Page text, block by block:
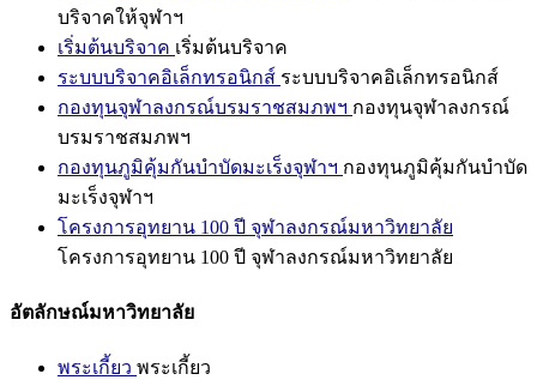
บริจาคให้จุฬาฯ
เริ่มต้นบริจาค เริ่มต้นบริจาค
ระบบบริจาคอิเล็กทรอนิกส์ ระบบบริจาคอิเล็กทรอนิกส์
กองทุนจุฬาลงกรณ์บรมราชสมภพฯ กองทุนจุฬาลงกรณ์
บรมราชสมภพฯ
กองทุนภูมิคุ้มกันบำบัดมะเร็งจุฬาฯ กองทุนภูมิคุ้มกันบำบัด
มะเร็งจุฬาฯ
โครงการอุทยาน 100 ปี จุฬาลงกรณ์มหาวิทยาลัย
โครงการอุทยาน 100 ปี จุฬาลงกรณ์มหาวิทยาลัย
อัตลักษณ์มหาวิทยาลัย
พระเกี้ยว พระเกี้ยว